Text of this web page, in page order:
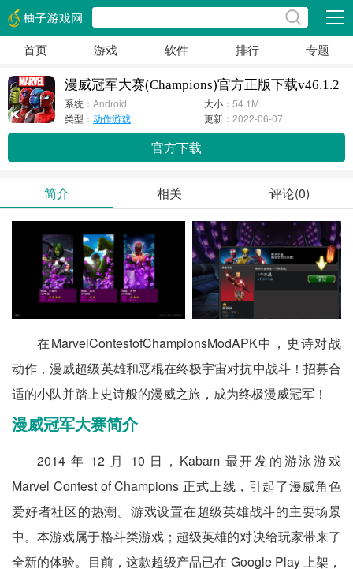
展开
首页 游戏 软件 排行 专题
漫威冠军大赛(Champions)官方正版下载v46.1.2
系统： Android 大小：54.1M
类型： 动作游戏 更新：2022-06-07
官方下载
简介 相关 评论(0)
在MarvelContestofChampionsModAPK中，史诗对战
动作，漫威超级英雄和恶棍在终极宇宙对抗中战斗！招募合
适的小队并踏上史诗般的漫威之旅，成为终极漫威冠军！
漫威冠军大赛简介
2014 年 12 月 10 日，Kabam 最开发的游泳游戏
Marvel Contest of Champions 正式上线，引起了漫威角色
爱好者社区的热潮。游戏设置在超级英雄战斗的主要场景
中。本游戏属于格斗类游戏；超级英雄的对决给玩家带来了
全新的体验。目前，这款超级产品已在 Google Play 上架，